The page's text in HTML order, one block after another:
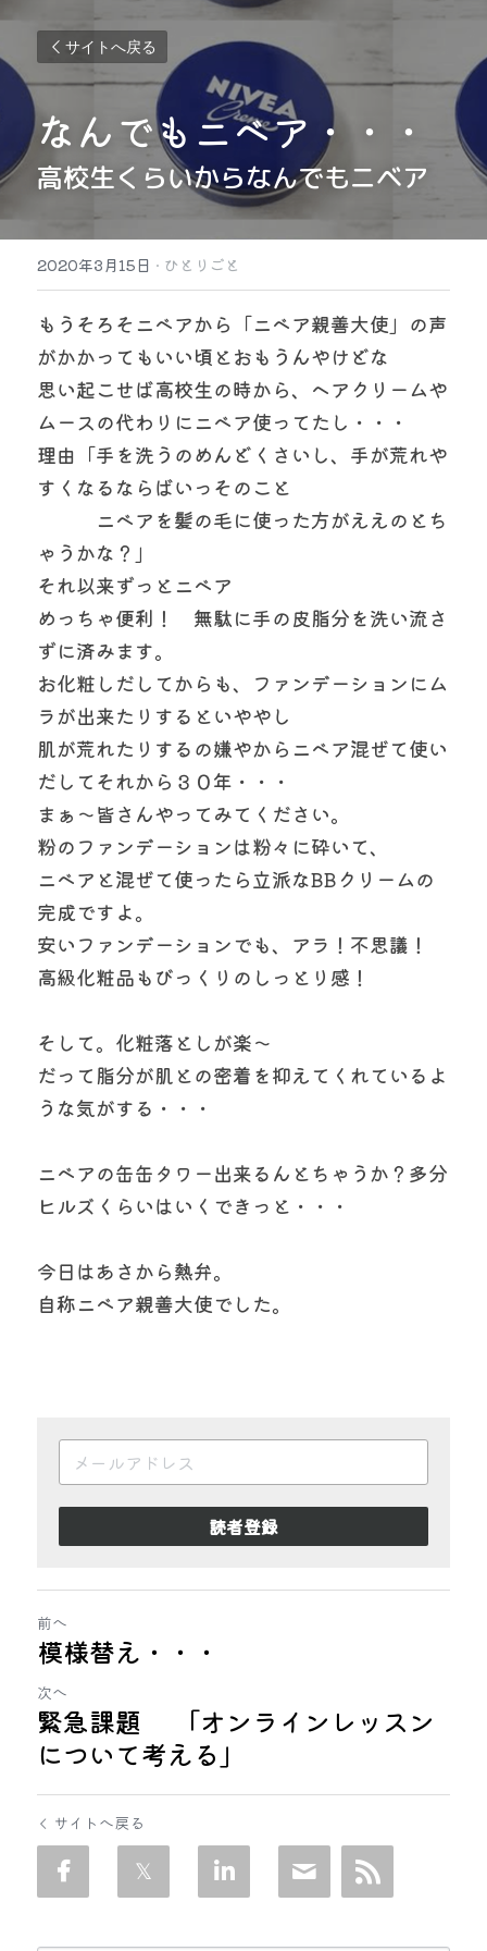
サイトへ戻る
なんでもニベア・・・
高校生くらいからなんでもニベア
2020年3月15日 · ひとりごと
もうそろそニベアから「ニベア親善大使」の声
がかかってもいい頃とおもうんやけどな
思い起こせば高校生の時から、ヘアクリームや
ムースの代わりにニベア使ってたし・・・
理由「手を洗うのめんどくさいし、手が荒れや
すくなるならばいっそのこと
ニベアを髪の毛に使った方がええのとち
ゃうかな？」
それ以来ずっとニベア
めっちゃ便利！　無駄に手の皮脂分を洗い流さ
ずに済みます。
お化粧しだしてからも、ファンデーションにム
ラが出来たりするといややし
肌が荒れたりするの嫌やからニベア混ぜて使い
だしてそれから３０年・・・
まぁ～皆さんやってみてください。
粉のファンデーションは粉々に砕いて、
ニベアと混ぜて使ったら立派なBBクリームの
完成ですよ。
安いファンデーションでも、アラ！不思議！
高級化粧品もびっくりのしっとり感！
そして。化粧落としが楽～
だって脂分が肌との密着を抑えてくれているよ
うな気がする・・・
ニベアの缶缶タワー出来るんとちゃうか？多分
ヒルズくらいはいくできっと・・・
今日はあさから熱弁。
自称ニベア親善大使でした。
読者登録
前へ
模様替え・・・
次へ
緊急課題 「オンラインレッスン
について考える」
サイトへ戻る